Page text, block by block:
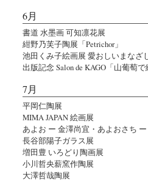
6月
書道 水墨画 可知凛花展
紺野乃芙子陶展「Petrichor」
池田くみ子絵画展 愛おしいまなざ
出版記念 Salon de KAGO「山葡萄
7月
平岡仁陶展
MIMA JAPAN 絵画展
あよお ー 金澤尚宜・あよおさち ー
長谷部陽子ガラス展
増田豊 いろどり陶画展
小川哲央薪窯作陶展
大澤哲哉陶展